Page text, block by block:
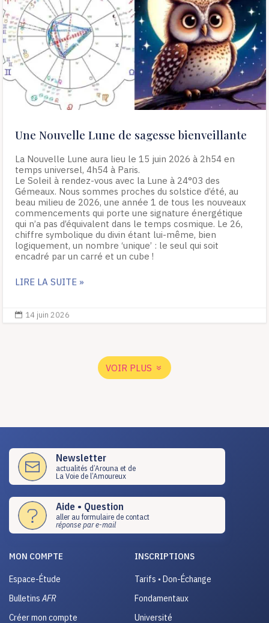
Une Nouvelle Lune de sagesse bienveillante
La Nouvelle Lune aura lieu le 15 juin 2026 à 2h54 en
temps universel, 4h54 à Paris.
Le Soleil à rendez-vous avec la Lune à 24°03 des
Gémeaux. Nous sommes proches du solstice d’été, au
beau milieu de 2026, une année 1 de tous les nouveaux
commencements qui porte une signature énergétique
qui n’a pas d’équivalent dans le temps cosmique. Le 26,
chiffre symbolique du divin étant lui-même, bien
logiquement, un nombre ‘unique’ : le seul qui soit
encadré par un carré et un cube !
LIRE LA SUITE »
 14 juin 2026
VOIR PLUS
INSCRIPTIONS
Tarifs • Don-Échange
Fondamentaux
Université
MON COMPTE
Espace-Étude
BulletinsAFR
Créer mon compte
Newsletter
actualités d’Arouna et de
La Voie de l’Amoureux
Aide • Question
aller au formulaire de contact
réponse par e-mail